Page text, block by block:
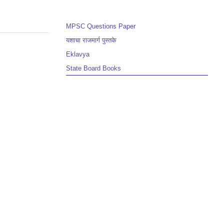
MPSC Questions Paper
यशाचा राजमार्ग पुस्तके
Eklavya
State Board Books